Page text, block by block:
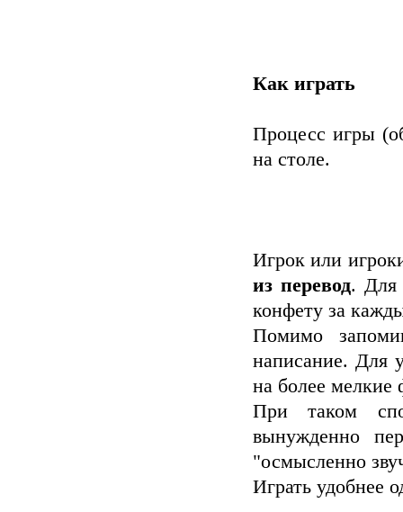
Как играть
Процесс игры
на столе.
Игрок или
из перевод. Для
конфету за
Помимо
написание. Для
на более мелкие
При таком
вынужденно
"осмысленно
Играть удобнее